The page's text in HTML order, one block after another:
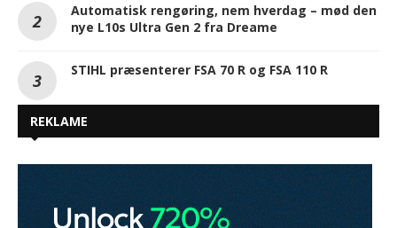
Automatisk rengøring, nem hverdag – mød den
nye L10s Ultra Gen 2 fra Dreame
STIHL præsenterer FSA 70 R og FSA 110 R
REKLAME